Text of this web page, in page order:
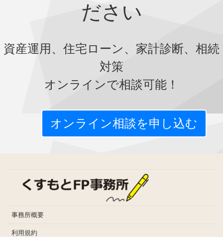
ださい
資産運用、住宅ローン、家計診断、相続
対策
オンラインで相談可能！
オンライン相談を申し込む
事務所概要
利用規約